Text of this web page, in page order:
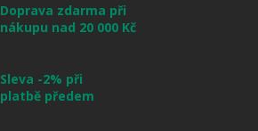
Doprava zdarma při
nákupu nad 20 000 Kč
Sleva -2% při
platbě předem